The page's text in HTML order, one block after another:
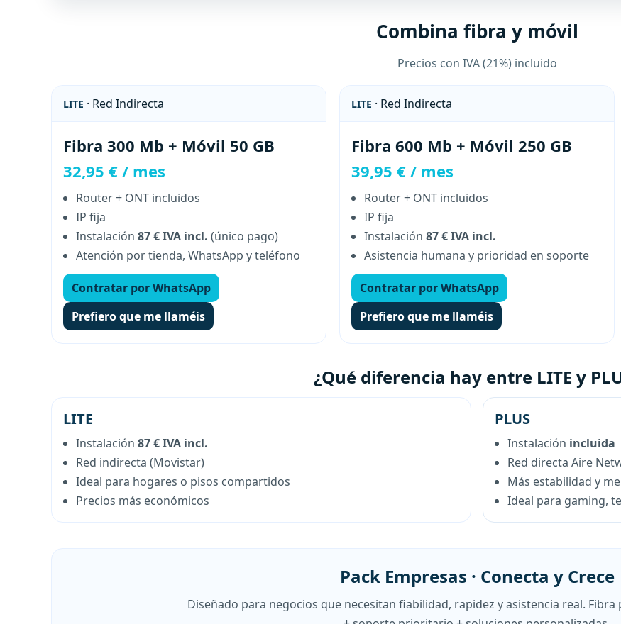
Combina fibra y móvil
Precios con IVA (21%) incluido
LITE · Red Indirecta
Fibra 300 Mb + Móvil 50 GB
32,95 € / mes
Router + ONT incluidos
IP fija
Instalación 87 € IVA incl. (único pago)
Atención por tienda, WhatsApp y teléfono
Contratar por WhatsApp
Prefiero que me llaméis
LITE · Red Indirecta
Fibra 600 Mb + Móvil 250 GB
39,95 € / mes
Router + ONT incluidos
IP fija
Instalación 87 € IVA incl.
Asistencia humana y prioridad en soporte
Contratar por WhatsApp
Prefiero que me llaméis
¿Qué diferencia hay entre LITE y
LITE
Instalación 87 € IVA incl.
Red indirecta (Movistar)
Ideal para hogares o pisos compartidos
Precios más económicos
PLUS
Instalación incluida
Red directa Aire
Más estabilidad y
Ideal para gaming,
Pack Empresas · Conecta y Crece
Diseñado para negocios que necesitan fiabilidad, rapidez y asistencia real.